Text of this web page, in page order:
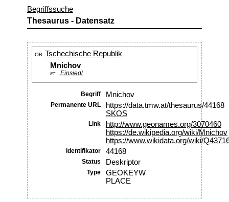
Begriffssuche
Thesaurus - Datensatz
OB Tschechische Republik
Mnichov
ET Einsiedl
Begriff Mnichov
Permanente URL
https://data.tmw.at/thesaurus/44168
SKOS
Link
http://www.geonames.org/3070460
https://de.wikipedia.org/wiki/Mnichov
https://www.wikidata.org/wiki/
Identifikator 44168
Status Deskriptor
Type
GEOKEYW
PLACE